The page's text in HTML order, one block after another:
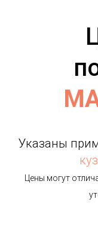
Указаны
Цены могут